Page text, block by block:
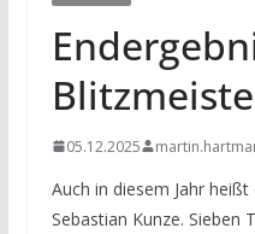
05.12.2025
Auch in diesem Jahr
Sebastian Kunze. Sieben